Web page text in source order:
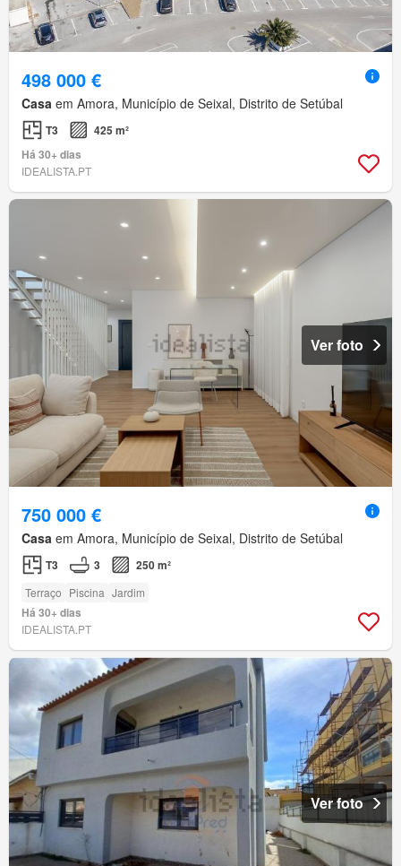
498 000 €
Casa em Amora, Município de Seixal, Distrito de Setúbal
T3
425 m²
Há 30+ dias
IDEALISTA.PT
Ver foto
750 000 €
Casa em Amora, Município de Seixal, Distrito de Setúbal
T3 3 250 m²
Terraço Piscina Jardim
Há 30+ dias
IDEALISTA.PT
Ver foto